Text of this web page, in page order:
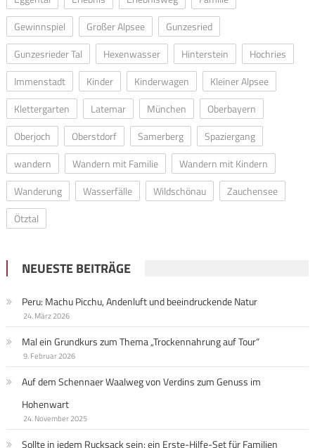
Gewinnspiel
Großer Alpsee
Gunzesried
Gunzesrieder Tal
Hexenwasser Hinterstein
Hochries
Immenstadt
Kinder Kinderwagen
Kleiner Alpsee
Klettergarten
Latemar München
Oberbayern
Oberjoch
Oberstdorf Samerberg
Spaziergang
wandern
Wandern mit Familie
Wandern mit Kindern
Wanderung
Wasserfälle Wildschönau
Zauchensee
Ötztal
NEUESTE BEITRÄGE
Peru: Machu Picchu, Andenluft und beeindruckende Natur
24. März 2026
Mal ein Grundkurs zum Thema „Trockennahrung auf Tour“
9. Februar 2026
Auf dem Schennaer Waalweg von Verdins zum Genuss im
Hohenwart
24. November 2025
Sollte in jedem Rucksack sein: ein Erste-Hilfe-Set für Familien